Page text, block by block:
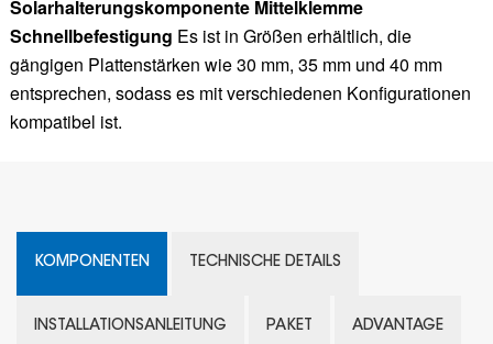
Solarhalterungskomponente Mittelklemme
Schnellbefestigung Es ist in Größen erhältlich, die
gängigen Plattenstärken wie 30 mm, 35 mm und 40 mm
entsprechen, sodass es mit verschiedenen Konfigurationen
kompatibel ist.
KOMPONENTEN TECHNISCHE DETAILS
INSTALLATIONSANLEITUNG PAKET ADVANTAGE